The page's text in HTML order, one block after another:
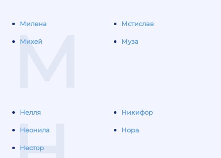
М
Милена
Михей
Мстислав
Муза
Нелля
Неонила
Нестор
Никифор
Нора